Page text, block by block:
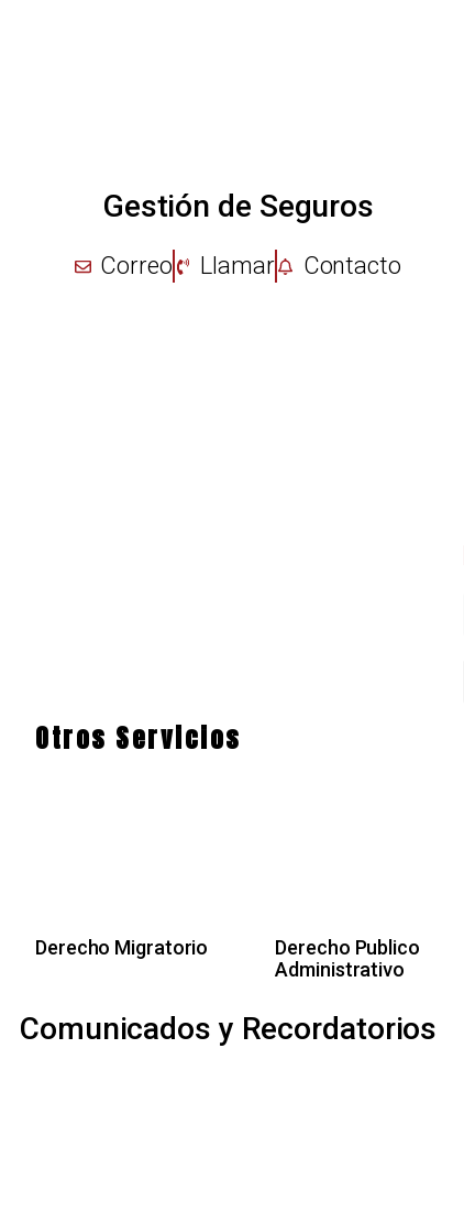
Gestión de Seguros
Correo Llamar Contacto
Otros Servicios
Derecho Migratorio
Derecho Publico
Administrativo
Comunicados y Recordatorios